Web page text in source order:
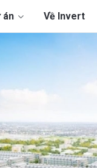
án Về Invert